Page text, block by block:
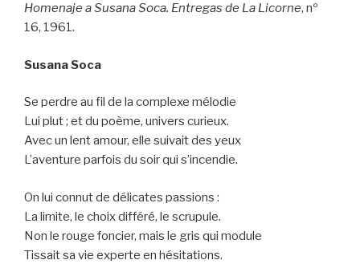
Homenaje a Susana Soca. Entregas de La Licorne, nº
16, 1961.
Susana Soca
Se perdre au fil de la complexe mélodie
Lui plut ; et du poème, univers curieux.
Avec un lent amour, elle suivait des yeux
L’aventure parfois du soir qui s’incendie.
On lui connut de délicates passions :
La limite, le choix différé, le scrupule.
Non le rouge foncier, mais le gris qui module
Tissait sa vie experte en hésitations.